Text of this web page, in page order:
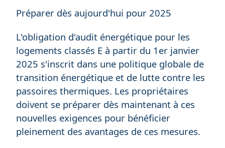
Préparer dès aujourd'hui pour 2025
L'obligation d'audit énergétique pour les
logements classés E à partir du 1er janvier
2025 s'inscrit dans une politique globale de
transition énergétique et de lutte contre les
passoires thermiques. Les propriétaires
doivent se préparer dès maintenant à ces
nouvelles exigences pour bénéficier
pleinement des avantages de ces mesures.